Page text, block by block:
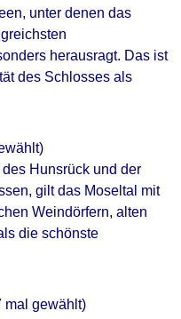
unter denen das
herausragt. Das ist
des Schlosses als
Hunsrück und der
gilt das Moseltal mit
Weindörfern, alten
die schönste
mal gewählt)